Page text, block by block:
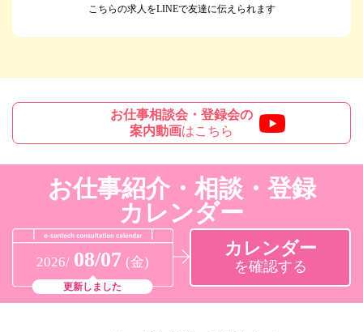
こちらの求人をLINEで友達に伝えられます
お仕事相談会・登録会の
案内動画はこちら
お仕事紹介・相談・登録
カレンダー
2026/ 08/07 (金)
更新しました
カレンダー
を確認する